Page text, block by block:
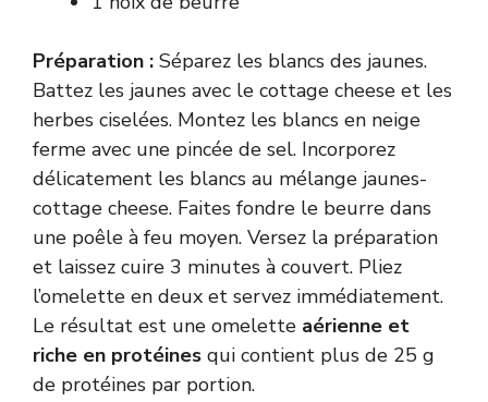
Préparation : Séparez les blancs des jaunes.
Battez les jaunes avec le cottage cheese et les
herbes ciselées. Montez les blancs en neige
ferme avec une pincée de sel. Incorporez
délicatement les blancs au mélange jaunes-
cottage cheese. Faites fondre le beurre dans
une poêle à feu moyen. Versez la préparation
et laissez cuire 3 minutes à couvert. Pliez
l’omelette en deux et servez immédiatement.
Le résultat est une omelette aérienne et
riche en protéines qui contient plus de 25 g
de protéines par portion.